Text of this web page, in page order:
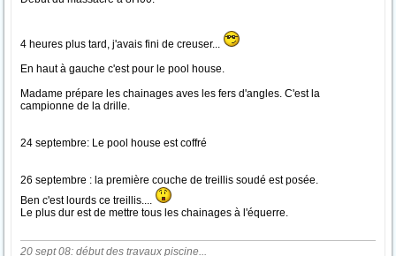
4 heures plus tard, j'avais fini de creuser...
En haut à gauche c'est pour le pool house.
Madame prépare les chainages aves les fers d'angles. C'est la
campionne de la drille.
24 septembre: Le pool house est coffré
26 septembre : la première couche de treillis soudé est posée.
Ben c'est lourds ce treillis....
Le plus dur est de mettre tous les chainages à l'équerre.
20 sept 08: début des travaux piscine...